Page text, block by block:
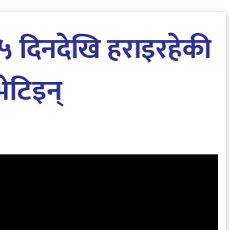
दिनदेखि हराइरहेकी